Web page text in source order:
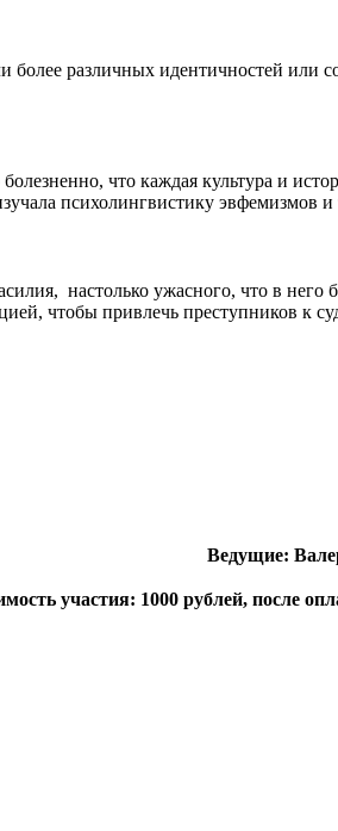
более различных идентичностей
что каждая культура и
психолингвистику эвфемизмов
настолько ужасного, что в
чтобы привлечь преступников к
Ведущие:
участия: 1000 рублей, после